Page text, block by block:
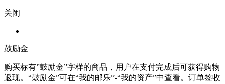
关闭
鼓励金
购买标有”鼓励金”字样的商品，用户在支付完成后可获得购物
返现。“鼓励金”可在“我的邮乐”-“我的资产”中查看。订单签收